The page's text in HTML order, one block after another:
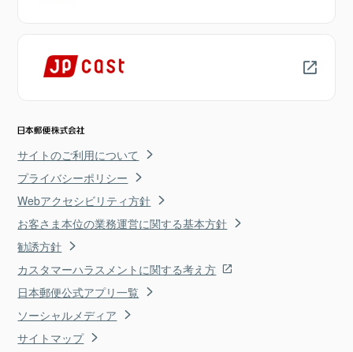
サイトのご利用について
プライバシーポリシー
Webアクセシビリティ方針
お客さま本位の業務運営に関する基本方針
勧誘方針
カスタマーハラスメントに関する考え方
日本郵便公式アプリ一覧
ソーシャルメディア
サイトマップ